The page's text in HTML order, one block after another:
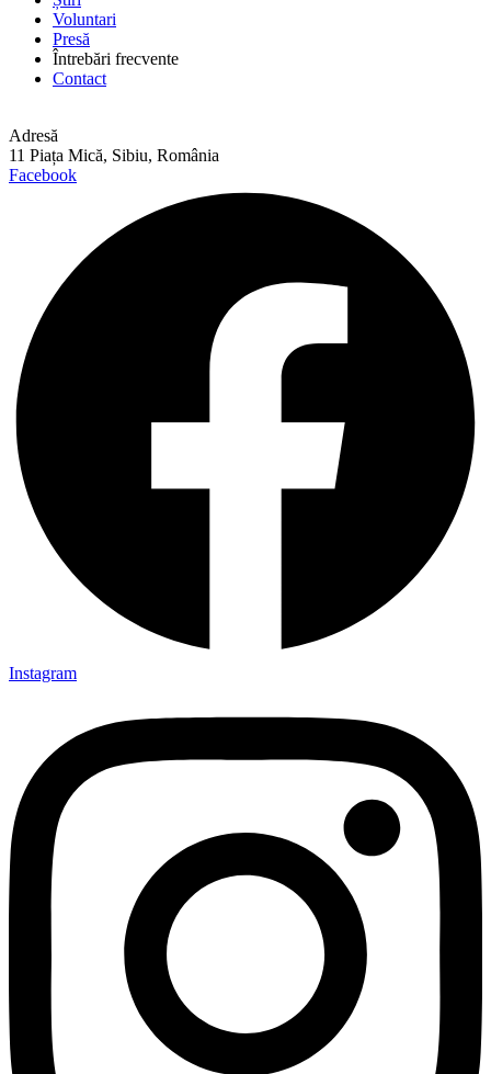
Voluntari
Presă
Întrebări frecvente
Contact
Adresă
11 Piața Mică, Sibiu, România
Facebook
Instagram